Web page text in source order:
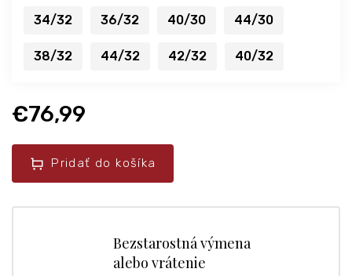
€76,99
Pridať do košíka
34/32 36/32 40/30 44/30
38/32 44/32 42/32 40/32
Bezstarostná výmena
alebo vrátenie